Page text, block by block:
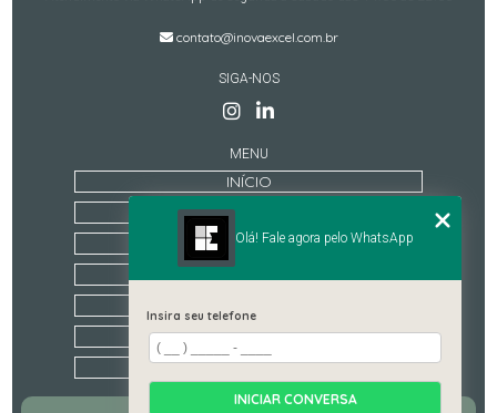
contato@inovaexcel.com.br
SIGA-NOS
MENU
INÍCIO
QUEM SOMOS
TREINAMENTOS
CATEGORIAS
MAPA DO SITE
Olá! Fale agora pelo WhatsApp
Insira seu telefone
INICIAR CONVERSA